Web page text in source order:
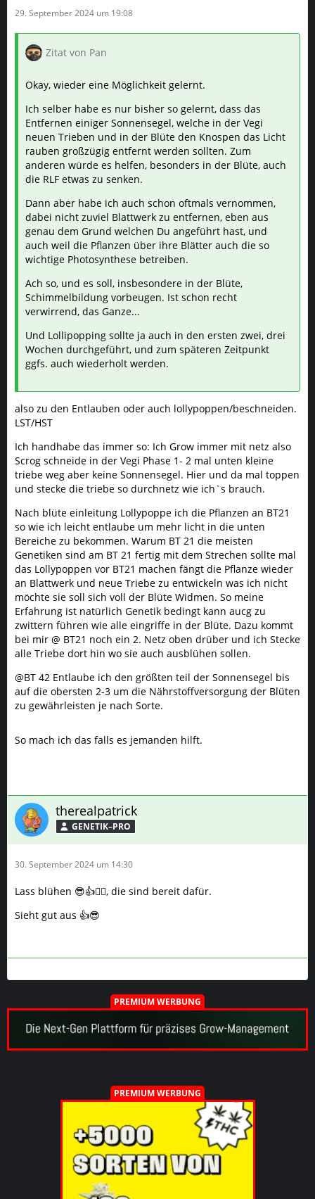
29. September 2024 um 19:08
Zitat von Pan
Okay, wieder eine Möglichkeit gelernt.
Ich selber habe es nur bisher so gelernt, dass das
Entfernen einiger Sonnensegel, welche in der Vegi
neuen Trieben und in der Blüte den Knospen das Licht
rauben großzügig entfernt werden sollten. Zum
anderen würde es helfen, besonders in der Blüte, auch
die RLF etwas zu senken.
Dann aber habe ich auch schon oftmals vernommen,
dabei nicht zuviel Blattwerk zu entfernen, eben aus
genau dem Grund welchen Du angeführt hast, und
auch weil die Pflanzen über ihre Blätter auch die so
wichtige Photosynthese betreiben.
Ach so, und es soll, insbesondere in der Blüte,
Schimmelbildung vorbeugen. Ist schon recht
verwirrend, das Ganze...
Und Lollipopping sollte ja auch in den ersten zwei, drei
Wochen durchgeführt, und zum späteren Zeitpunkt
ggfs. auch wiederholt werden.
also zu den Entlauben oder auch lollypoppen/beschneiden.
LST/HST
Ich handhabe das immer so: Ich Grow immer mit netz also
Scrog schneide in der Vegi Phase 1- 2 mal unten kleine
triebe weg aber keine Sonnensegel. Hier und da mal toppen
und stecke die triebe so durchnetz wie ich`s brauch.
Nach blüte einleitung Lollypoppe ich die Pflanzen an BT21
so wie ich leicht entlaube um mehr licht in die unten
Bereiche zu bekommen. Warum BT 21 die meisten
Genetiken sind am BT 21 fertig mit dem Strechen sollte mal
das Lollypoppen vor BT21 machen fängt die Pflanze wieder
an Blattwerk und neue Triebe zu entwickeln was ich nicht
möchte sie soll sich voll der Blüte Widmen. So meine
Erfahrung ist natürlich Genetik bedingt kann aucg zu
zwittern führen wie alle eingriffe in der Blüte. Dazu kommt
bei mir @ BT21 noch ein 2. Netz oben drüber und ich Stecke
alle Triebe dort hin wo sie auch ausblühen sollen.
@BT 42 Entlaube ich den größten teil der Sonnensegel bis
auf die obersten 2-3 um die Nährstoffversorgung der Blüten
zu gewährleisten je nach Sorte.
So mach ich das falls es jemanden hilft.
therealpatrick
GENETIK–PRO
30. September 2024 um 14:30
Lass blühen 😎👍🙋‍♂️, die sind bereit dafür.
Sieht gut aus 👍😎
PREMIUM WERBUNG
PREMIUM WERBUNG